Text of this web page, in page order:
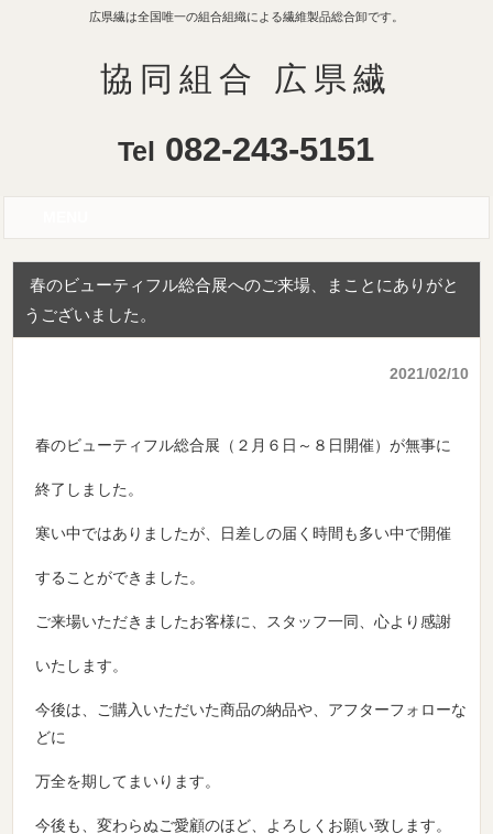
広県繊は全国唯一の組合組織による繊維製品総合卸です。
協同組合 広県繊
Tel 082-243-5151
春のビューティフル総合展へのご来場、まことにありがと
うございました。
2021/02/10
春のビューティフル総合展（２月６日～８日開催）が無事に
終了しました。
寒い中ではありましたが、日差しの届く時間も多い中で開催
することができました。
ご来場いただきましたお客様に、スタッフ一同、心より感謝
いたします。
今後は、ご購入いただいた商品の納品や、アフターフォローな
どに
万全を期してまいります。
今後も、変わらぬご愛顧のほど、よろしくお願い致します。